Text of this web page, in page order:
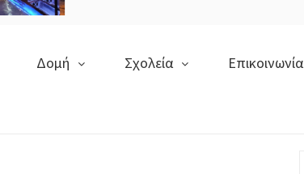
Δομή Σχολεία Επικοινωνία